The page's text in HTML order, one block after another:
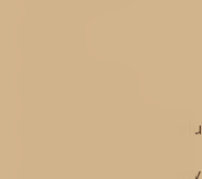
Historie a okolí hotelu
Garance nejnižší ceny